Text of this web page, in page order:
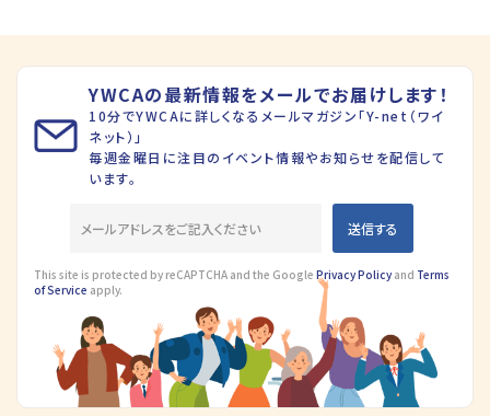
YWCAの最新情報をメールでお届けします！
10分でYWCAに詳しくなるメールマガジン「Y-net（ワイ
ネット）」
毎週金曜日に注目のイベント情報やお知らせを配信して
います。
This site is protected by reCAPTCHA and the Google Privacy Policyand Terms
of Service apply.